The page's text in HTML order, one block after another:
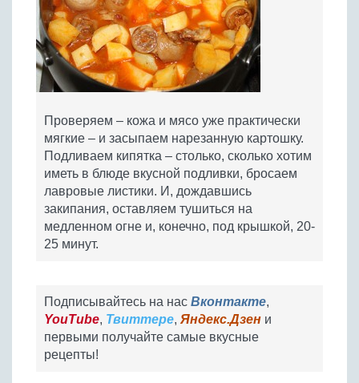
Проверяем – кожа и мясо уже практически
мягкие – и засыпаем нарезанную картошку.
Подливаем кипятка – столько, сколько хотим
иметь в блюде вкусной подливки, бросаем
лавровые листики. И, дождавшись
закипания, оставляем тушиться на
медленном огне и, конечно, под крышкой, 20-
25 минут.
Подписывайтесь на нас Вконтакте,
YouTube, Твиттере, Яндекс.Дзен и
первыми получайте самые вкусные
рецепты!